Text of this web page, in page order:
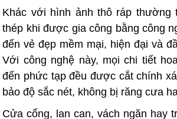
Khác với hình ảnh thô ráp thường
thép khi được gia công bằng công
đến vẻ đẹp mềm mại, hiện đại và
Với công nghệ này, mọi chi tiết
đến phức tạp đều được cắt chính
bảo độ sắc nét, không bị răng cưa
Cửa cổng, lan can, vách ngăn hay